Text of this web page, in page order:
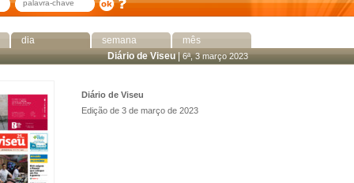
dia semana
mês
Diário de Viseu|6ª, 3 março 2023
Diário de Viseu
Edição de 3 de março de 2023